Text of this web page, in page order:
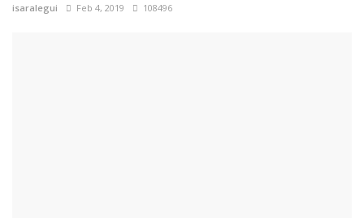
isaralegui Feb 4, 2019 108496